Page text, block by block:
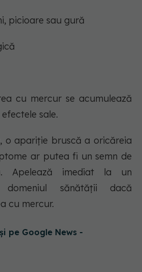
picioare sau gură
cu mercur se acumulează
sale.
o apariție bruscă a oricăreia
ar putea fi un semn de
Apelează imediat la un
sănătății dacă
cu mercur.
pe Google News -